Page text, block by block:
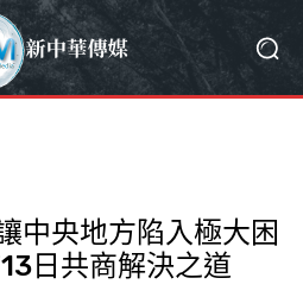
中央地方陷入極大困
日共商解決之道